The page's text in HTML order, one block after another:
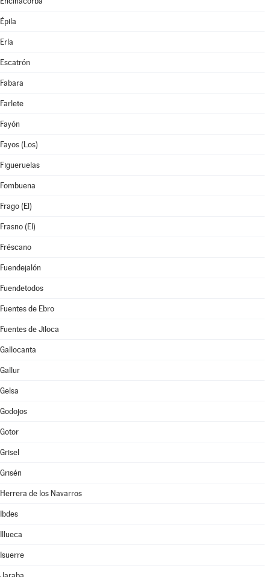
Épila
Erla
Escatrón
Fabara
Farlete
Fayón
Fayos (Los)
Figueruelas
Fombuena
Frago (El)
Frasno (El)
Fréscano
Fuendejalón
Fuendetodos
Fuentes de Ebro
Fuentes de Jiloca
Gallocanta
Gallur
Gelsa
Godojos
Gotor
Grisel
Grisén
Herrera de los Navarros
Ibdes
Illueca
Isuerre